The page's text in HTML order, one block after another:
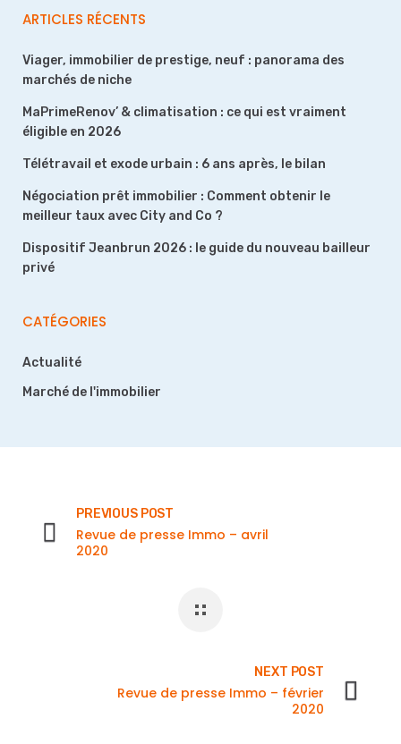
ARTICLES RÉCENTS
Viager, immobilier de prestige, neuf : panorama des
marchés de niche
MaPrimeRenov’ & climatisation : ce qui est vraiment
éligible en 2026
Télétravail et exode urbain : 6 ans après, le bilan
Négociation prêt immobilier : Comment obtenir le
meilleur taux avec City and Co ?
Dispositif Jeanbrun 2026 : le guide du nouveau bailleur
privé
CATÉGORIES
Actualité
Marché de l'immobilier
PREVIOUS POST
Revue de presse Immo – avril
2020
NEXT POST
Revue de presse Immo – février
2020